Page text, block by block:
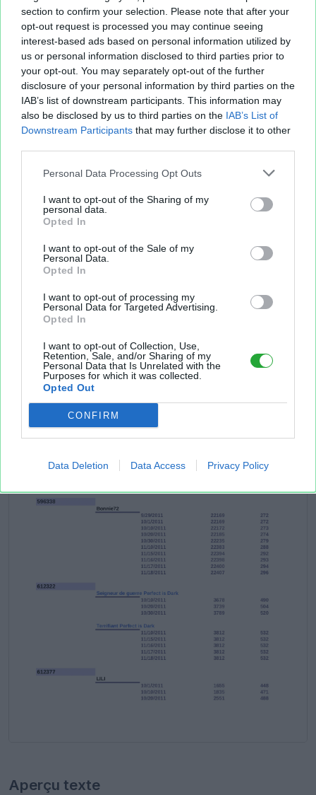
section to confirm your selection. Please note that after your
opt-out request is processed you may continue seeing
interest-based ads based on personal information utilized by
us or personal information disclosed to third parties prior to
your opt-out. You may separately opt-out of the further
disclosure of your personal information by third parties on the
IAB’s list of downstream participants. This information may
also be disclosed by us to third parties on the IAB’s List of
Downstream Participants that may further disclose it to other
Personal Data Processing Opt Outs
I want to opt-out of the Sharing of my
personal data.
Opted In
I want to opt-out of the Sale of my
Personal Data.
Opted In
I want to opt-out of processing my
Personal Data for Targeted Advertising.
Opted In
I want to opt-out of Collection, Use,
Retention, Sale, and/or Sharing of my
Personal Data that Is Unrelated with the
Purposes for which it was collected.
Opted Out
CONFIRM
Data Deletion Data Access Privacy Policy
Aperçu texte